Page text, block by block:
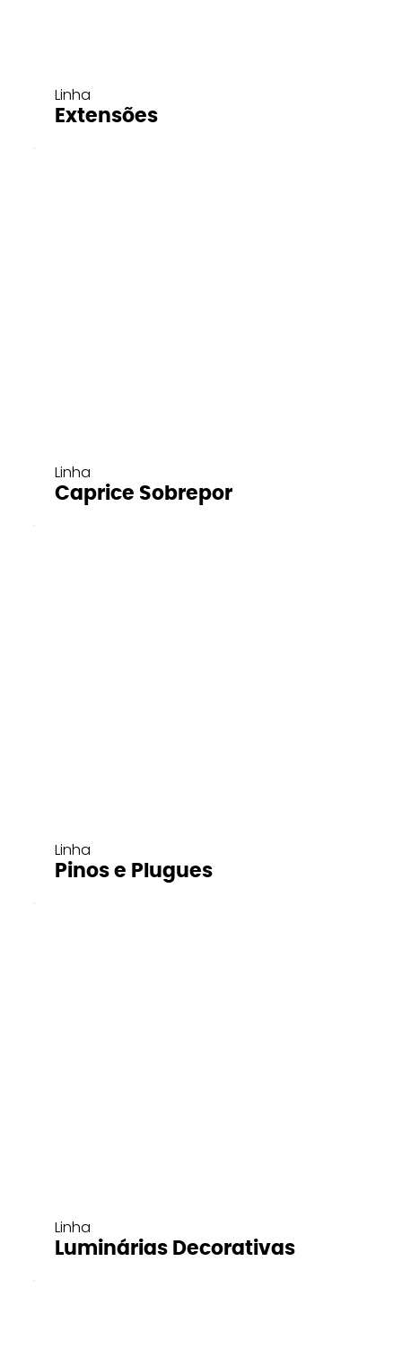
Linha
Extensões
Linha
Caprice Sobrepor
Linha
Pinos e Plugues
Linha
Luminárias Decorativas